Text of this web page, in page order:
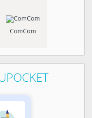
ComCom